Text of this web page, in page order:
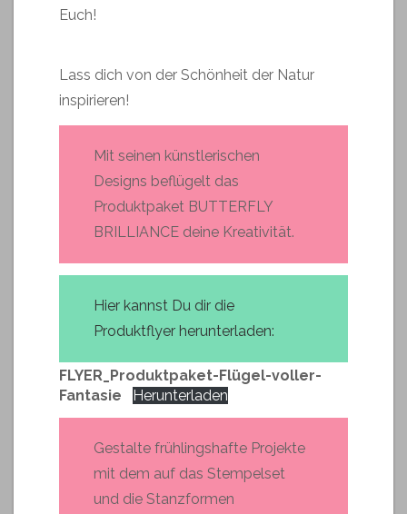
Euch!
Lass dich von der Schönheit der Natur
inspirieren!
Mit seinen künstlerischen
Designs beflügelt das
Produktpaket BUTTERFLY
BRILLIANCE deine Kreativität.
Hier kannst Du dir die
Produktflyer herunterladen:
FLYER_Produktpaket-Flügel-voller-
Fantasie
Herunterladen
Gestalte frühlingshafte Projekte
mit dem auf das Stempelset
und die Stanzformen